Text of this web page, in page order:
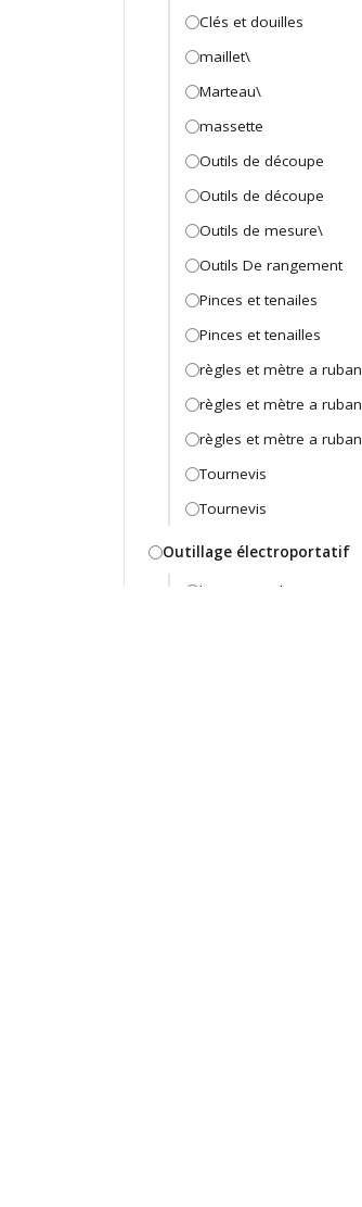
Clés et douilles
maillet\
Marteau\
massette
Outils de découpe
Outils de découpe
Outils de mesure\
Outils De rangement
Pinces et tenailes
Pinces et tenailles
règles et mètre a ruban
règles et mètre a ruban
règles et mètre a ruban
Tournevis
Tournevis
Outillage électroportatif
batterie et chargeur